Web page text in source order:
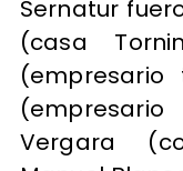
Sernatur
(casa
(empresario
Vergara